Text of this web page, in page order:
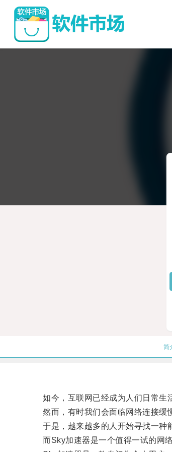
简
如今，互联网已经成为人们日常生活
然而，有时我们会面临网络连接缓慢
于是，越来越多的人开始寻找一种
而Sky加速器是一个值得一试的网络